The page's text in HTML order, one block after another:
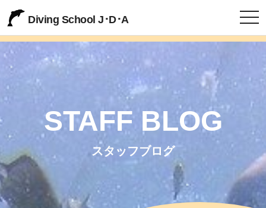
Diving School J･D･A
STAFF BLOG
スタッフブログ